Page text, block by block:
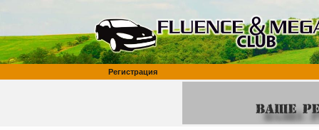
Регистрация